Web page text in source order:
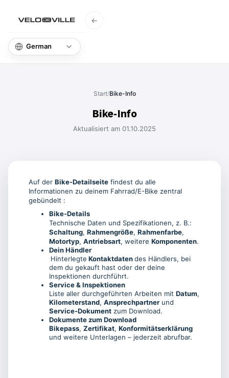
←
Start/Bike-Info
Bike-Info
Aktualisiert am 01.10.2025
Auf der Bike-Detailseite findest du alle
Informationen zu deinem Fahrrad/E-Bike zentral
gebündelt :
Bike-Details
Technische Daten und Spezifikationen, z. B.:
Schaltung, Rahmengröße, Rahmenfarbe,
Motortyp, Antriebsart, weitere Komponenten.
Dein Händler
Hinterlegte Kontaktdatendes Händlers, bei
dem du gekauft hast oder der deine
Inspektionen durchführt.
Service & Inspektionen
Liste aller durchgeführten Arbeiten mit Datum,
Kilometerstand, Ansprechpartner und
Service-Dokument zum Download.
Dokumente zum Download
Bikepass, Zertifikat, Konformitätserklärung
und weitere Unterlagen – jederzeit abrufbar.